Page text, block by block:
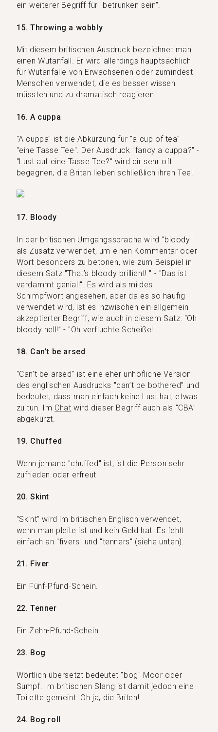
ein weiterer Begriff für "betrunken sein".
15. Throwing a wobbly
Mit diesem britischen Ausdruck bezeichnet man
einen Wutanfall. Er wird allerdings hauptsächlich
für Wutanfälle von Erwachsenen oder zumindest
Menschen verwendet, die es besser wissen
müssten und zu dramatisch reagieren.
16. A cuppa
"A cuppa" ist die Abkürzung für "a cup of tea" -
"eine Tasse Tee". Der Ausdruck "fancy a cuppa?" -
"Lust auf eine Tasse Tee?" wird dir sehr oft
begegnen, die Briten lieben schließlich ihren Tee!
17. Bloody
In der britischen Umgangssprache wird "bloody"
als Zusatz verwendet, um einen Kommentar oder
Wort besonders zu betonen, wie zum Beispiel in
diesem Satz "That’s bloody brilliant! " - "Das ist
verdammt genial!". Es wird als mildes
Schimpfwort angesehen, aber da es so häufig
verwendet wird, ist es inzwischen ein allgemein
akzeptierter Begriff, wie auch in diesem Satz: “Oh
bloody hell!” - "Oh verfluchte Scheiße!"
18. Can’t be arsed
"Can't be arsed" ist eine eher unhöfliche Version
des englischen Ausdrucks "can’t be bothered" und
bedeutet, dass man einfach keine Lust hat, etwas
zu tun. Im Chat wird dieser Begriff auch als "CBA"
abgekürzt.
19. Chuffed
Wenn jemand "chuffed" ist, ist die Person sehr
zufrieden oder erfreut.
20. Skint
"Skint" wird im britischen Englisch verwendet,
wenn man pleite ist und kein Geld hat. Es fehlt
einfach an "fivers" und "tenners" (siehe unten).
21. Fiver
Ein Fünf-Pfund-Schein.
22. Tenner
Ein Zehn-Pfund-Schein.
23. Bog
Wörtlich übersetzt bedeutet "bog" Moor oder
Sumpf. Im britischen Slang ist damit jedoch eine
Toilette gemeint. Oh ja, die Briten!
24. Bog roll